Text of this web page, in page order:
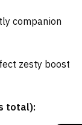
companion
zesty boost
total):